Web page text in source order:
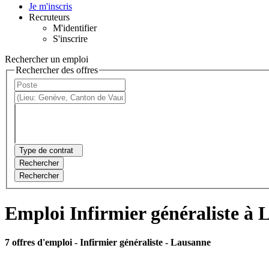
Je m'inscris
Recruteurs
M'identifier
S'inscrire
Rechercher un emploi
Rechercher des offres
Type de contrat
Rechercher
Rechercher
Emploi Infirmier généraliste à
7 offres d'emploi - Infirmier généraliste - Lausanne